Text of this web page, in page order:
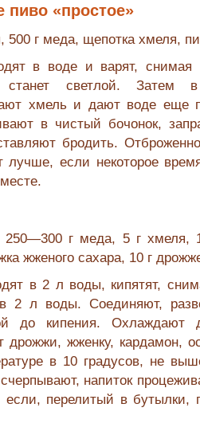
пиво «простое»
500 г меда, щепотка хмеля,
в воде и варят, снимая
станет светлой. Затем
хмель и дают воде еще
в чистый бочонок,
бродить.
лучше, если некоторое
г меда, 5 г хмеля,
жженого сахара, 10 г
в 2 л воды, кипятят,
2 л воды. Соединяют,
до кипения. Охлаждают
дрожжи, жженку, кардамон,
в 10 градусов, не
напиток
если, перелитый в бутылки,